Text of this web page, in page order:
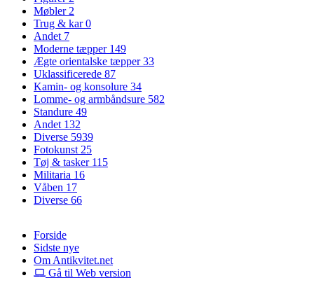
Møbler 2
Trug & kar0
Andet 7
Moderne tæpper 149
Ægte orientalske tæpper33
Uklassificerede 87
Kamin- og konsolure 34
Lomme- og armbåndsure 582
Standure 49
Andet 132
Diverse 5939
Fotokunst 25
Tøj & tasker 115
Militaria 16
Våben 17
Diverse 66
Forside
Sidste nye
Om Antikvitet.net
Gå til Web version